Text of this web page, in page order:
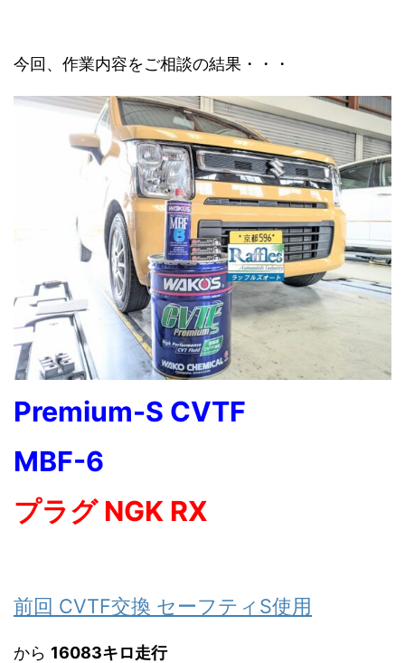
今回、作業内容をご相談の結果・・・
Premium-S CVTF
MBF-6
プラグ NGK RX
前回 CVTF交換 セーフティS使用
から 16083キロ走行